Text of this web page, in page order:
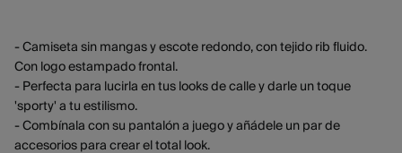
- Camiseta sin mangas y escote redondo, con tejido rib fluido.
Con logo estampado frontal.
- Perfecta para lucirla en tus looks de calle y darle un toque
'sporty' a tu estilismo.
- Combínala con su pantalón a juego y añádele un par de
accesorios para crear el total look.